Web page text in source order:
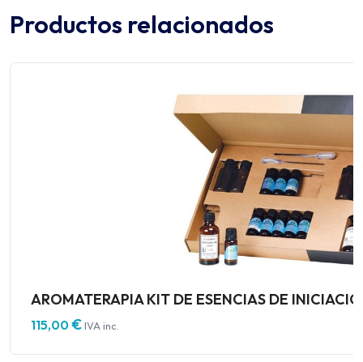
Productos relacionados
AROMATERAPIA KIT DE ESENCIAS DE
115,00€IVA inc.